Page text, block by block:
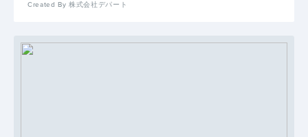
Created By 株式会社デパート